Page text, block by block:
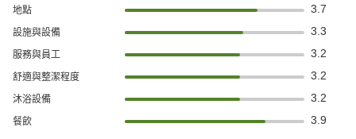
地點 3.7
設施與設備 3.3
服務與員工 3.2
舒適與整潔程度 3.2
沐浴設備 3.2
餐飲 3.9